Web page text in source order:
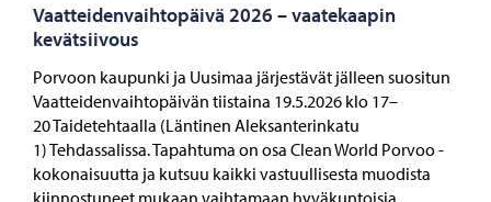
Vaatteidenvaihtopäivä 2026 – vaatekaapin
kevätsiivous
Porvoon kaupunki ja Uusimaa järjestävät jälleen suositun
Vaatteidenvaihtopäivän tiistaina 19.5.2026 klo 17–
20 Taidetehtaalla (Läntinen Aleksanterinkatu
1) Tehdassalissa. Tapahtuma on osa Clean World Porvoo -
kokonaisuutta ja kutsuu kaikki vastuullisesta muodista
kiinnostuneet mukaan vaihtamaan hyväkuntoisia